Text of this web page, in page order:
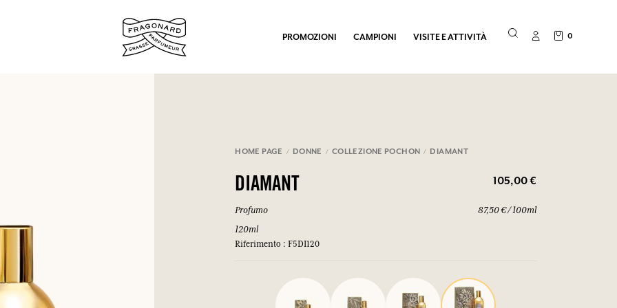
PROMOZIONI CAMPIONI VISITE E ATTIVITÀ 0
HOME PAGE DONNE COLLEZIONE POCHON DIAMANT
DIAMANT 105,00 €
Profumo
120ml
Riferimento : F5DI120
87,50 € / 100ml